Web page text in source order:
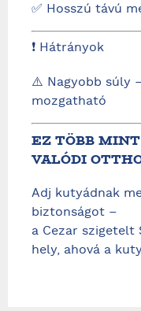
✅ Hosszú távú
❗ Hátrányok
⚠️ Nagyobb súly
mozgatható
EZ TÖBB
VALÓDI
Adj kutyádnak
biztonságot –
a Cezar szigetelt
hely, ahová a